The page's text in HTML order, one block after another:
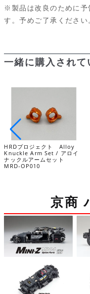
※製品は改良のために予
す。予めご了承ください
一緒に購入されて
HRDプロジェクト Alloy
Knuckle Arm Set / アロイ
ナックルアームセット
MRD-OP010
京商